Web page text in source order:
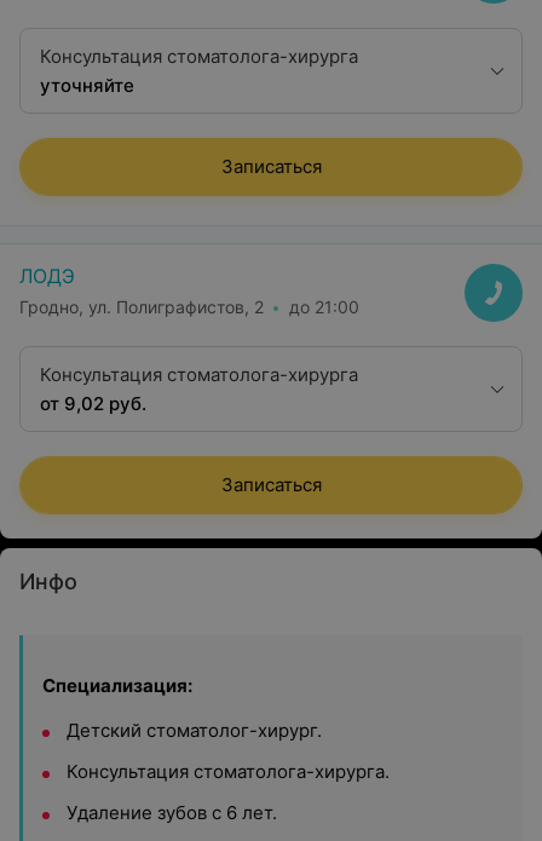
Консультация стоматолога-хирурга
уточняйте
Записаться
ЛОДЭ
Гродно, ул. Полиграфистов, 2 до 21:00
Консультация стоматолога-хирурга
от 9,02 руб.
Записаться
Инфо
Специализация:
Детский стоматолог-хирург.
Консультация стоматолога-хирурга.
Удаление зубов с 6 лет.